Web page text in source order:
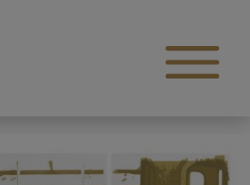
Open main menu